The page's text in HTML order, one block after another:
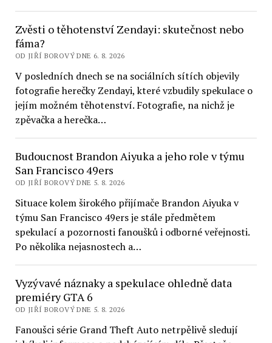
Zvěsti o těhotenství Zendayi: skutečnost nebo
fáma?
OD JIŘÍ BOROVÝ DNE 6. 8. 2026
V posledních dnech se na sociálních sítích objevily
fotografie herečky Zendayi, které vzbudily spekulace o
jejím možném těhotenství. Fotografie, na nichž je
zpěvačka a herečka…
Budoucnost Brandon Aiyuka a jeho role v týmu
San Francisco 49ers
OD JIŘÍ BOROVÝ DNE 5. 8. 2026
Situace kolem širokého přijímače Brandon Aiyuka v
týmu San Francisco 49ers je stále předmětem
spekulací a pozornosti fanoušků i odborné veřejnosti.
Po několika nejasnostech a…
Vyzývavé náznaky a spekulace ohledně data
premiéry GTA 6
OD JIŘÍ BOROVÝ DNE 5. 8. 2026
Fanoušci série Grand Theft Auto netrpělivě sledují